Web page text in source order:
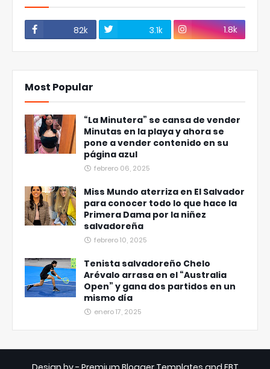
82k 3.1k 1.8k
Most Popular
“La Minutera” se cansa de vender
Minutas en la playa y ahora se
pone a vender contenido en su
página azul
febrero 06, 2025
Miss Mundo aterriza en El Salvador
para conocer todo lo que hace la
Primera Dama por la niñez
salvadoreña
febrero 10, 2025
Tenista salvadoreño Chelo
Arévalo arrasa en el “Australia
Open” y gana dos partidos en un
mismo día
enero 17, 2025